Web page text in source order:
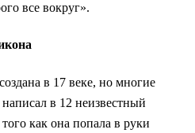
все вокруг».
в 17 веке, но многие
в 12 неизвестный
как она попала в руки